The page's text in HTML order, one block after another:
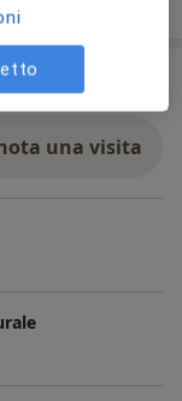
una visita